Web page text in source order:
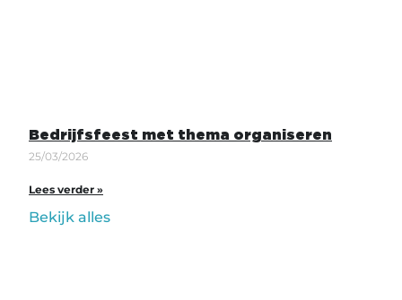
Bedrijfsfeest met thema organiseren
25/03/2026
Lees verder »
Bekijk alles